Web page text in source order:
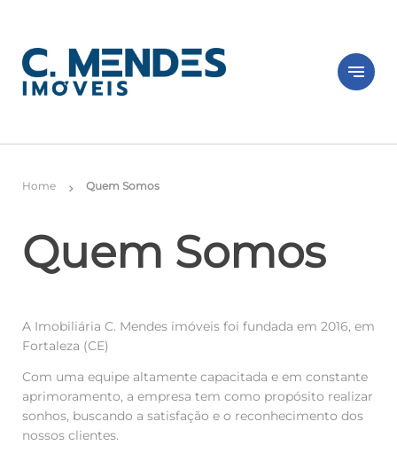
notes
Home chevron_right Quem Somos
Quem Somos
A Imobiliária C. Mendes imóveis foi fundada em 2016, em
Fortaleza (CE)
Com uma equipe altamente capacitada e em constante
aprimoramento, a empresa tem como propósito realizar
sonhos, buscando a satisfação e o reconhecimento dos
nossos clientes.